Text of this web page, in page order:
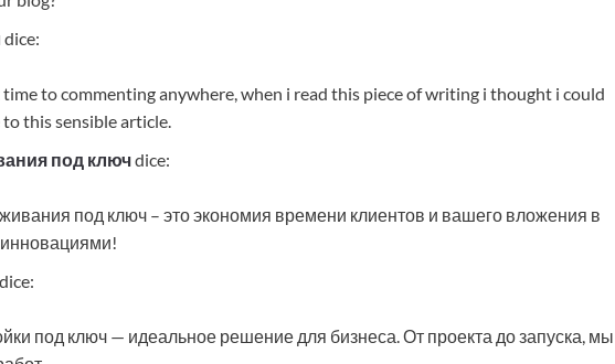
dice:
to commenting anywhere, when i read this piece of writing i thought i could
this sensible article.
под ключdice:
под ключ – это экономия времени клиентов и вашего вложения в
dice:
под ключ — идеальное решение для бизнеса. От проекта до запуска, мы